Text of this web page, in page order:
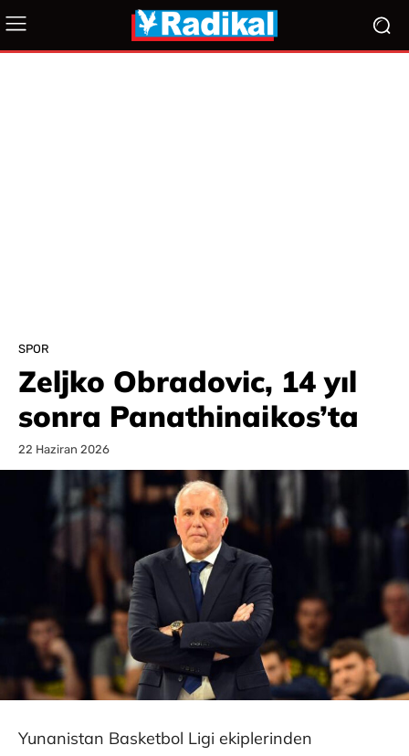
SPOR
Zeljko Obradovic, 14 yıl
sonra Panathinaikos’ta
22 Haziran 2026
Yunanistan Basketbol Ligi ekiplerinden